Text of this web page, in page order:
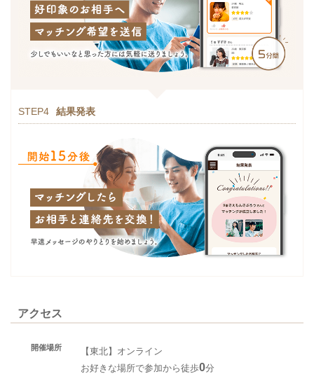
STEP4 結果発表
アクセス
開催場所
【東北】オンライン
お好きな場所で参加から徒歩0分